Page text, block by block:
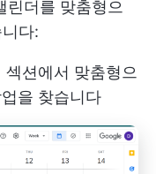
린더를 맞춤형으
다:
션에서 맞춤형으
을 찾습니다